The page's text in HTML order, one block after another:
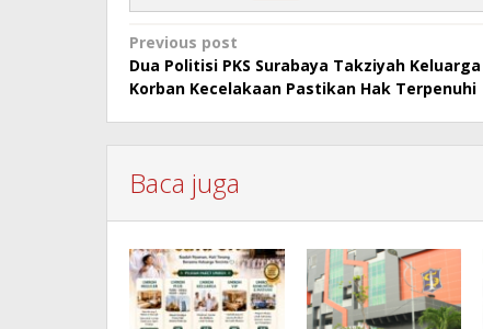
Post
navigation
Previous post
Dua Politisi PKS Surabaya Takziyah Keluarga
Korban Kecelakaan Pastikan Hak Terpenuhi
Baca juga